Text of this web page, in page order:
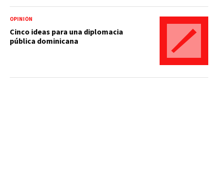
OPINIÓN
Cinco ideas para una diplomacia
pública dominicana